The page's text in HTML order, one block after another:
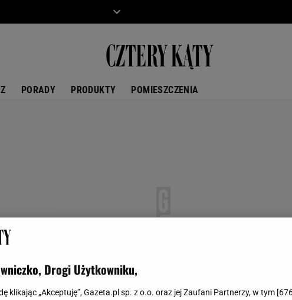
PORADY PRODUKTY POMIESZCZENIA
Drogi Użytkowniku,
klikając „Akceptuję”, Gazeta.pl sp. z o.o. oraz jej Zaufani Partnerzy, w tym [